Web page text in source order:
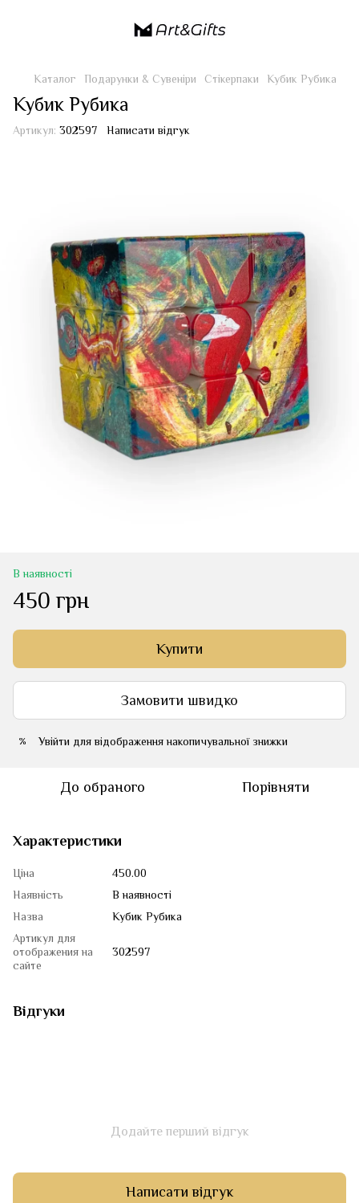
Каталог Подарунки & Сувеніри Стікерпаки Кубик Рубика
Кубик Рубика
Артикул: 302597 Написати відгук
В наявності
450 грн
Купити
Замовити швидко
% Увійти для відображення накопичувальної знижки
До обраного Порівняти
Характеристики
Ціна
450.00
Наявність
В наявності
Назва
Кубик Рубика
Артикул для
отображения на
сайте
302597
Відгуки
Додайте перший відгук
Написати відгук